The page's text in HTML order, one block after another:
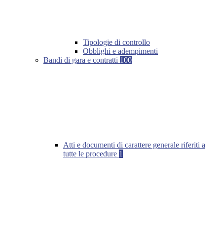
Tipologie di controllo
Obblighi e adempimenti
Bandi di gara e contratti 100
Atti e documenti di carattere generale riferiti a
tutte le procedure 1